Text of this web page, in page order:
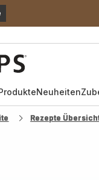
Neuheiten
Rezepte